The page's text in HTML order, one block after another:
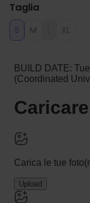
Taglia
S M XL